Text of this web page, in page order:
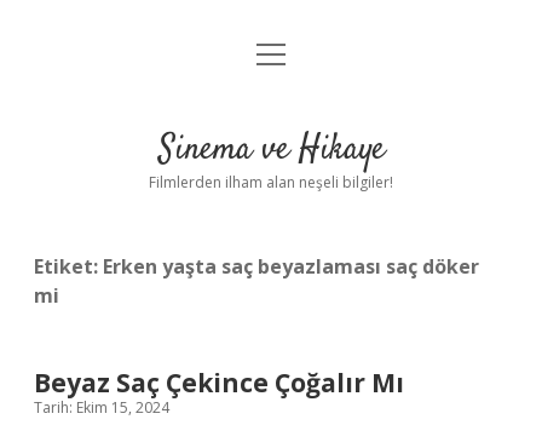
Gizlilik Politikası
Yasal Uyarı
menüyü
Sinema ve Hikaye
Filmlerden ilham alan neşeli bilgiler!
Etiket: Erken yaşta saç beyazlaması saç döker
mi
Beyaz Saç Çekince Çoğalır Mı
Tarih: Ekim 15, 2024